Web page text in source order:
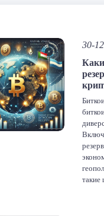
30-
такие